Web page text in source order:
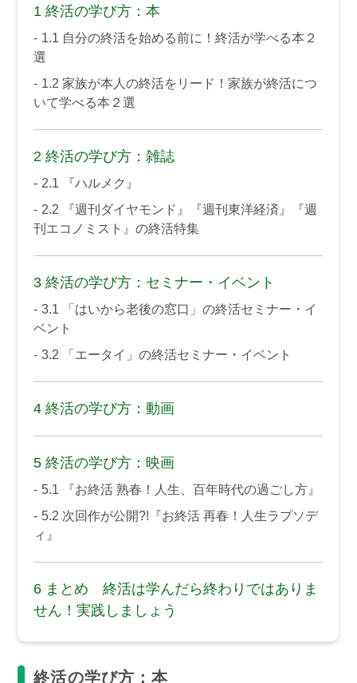
1 終活の学び方：本
1.1 自分の終活を始める前に！終活が学べる本２
選
1.2 家族が本人の終活をリード！家族が終活につ
いて学べる本２選
2 終活の学び方：雑誌
2.1 『ハルメク』
2.2 『週刊ダイヤモンド』『週刊東洋経済』『週
刊エコノミスト』の終活特集
3 終活の学び方：セミナー・イベント
3.1 「はいから老後の窓口」の終活セミナー・イ
ベント
3.2 「エータイ」の終活セミナー・イベント
4 終活の学び方：動画
5 終活の学び方：映画
5.1 『お終活 熟春！人生、百年時代の過ごし方』
5.2 次回作が公開?!『お終活 再春！人生ラプソデ
ィ』
6 まとめ 終活は学んだら終わりではありま
せん！実践しましょう
終活の学び方：本